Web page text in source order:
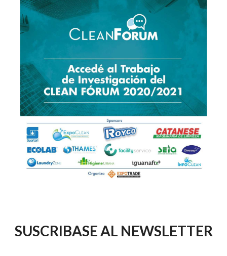
SUSCRIBASE AL NEWSLETTER